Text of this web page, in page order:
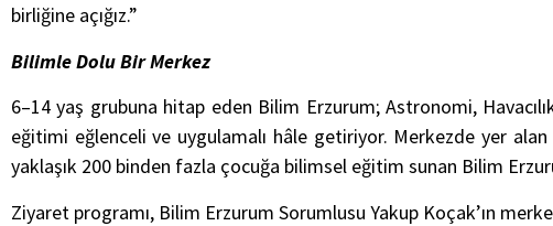
birliğine açığız.”
Bilimle Dolu Bir Merkez
6–14 yaş grubuna hitap eden Bilim Erzurum; Astronomi,
eğitimi eğlenceli ve uygulamalı hâle getiriyor. Merkezde yer
yaklaşık 200 binden fazla çocuğa bilimsel eğitim sunan Bilim
Ziyaret programı, Bilim Erzurum Sorumlusu Yakup Koçak’ın